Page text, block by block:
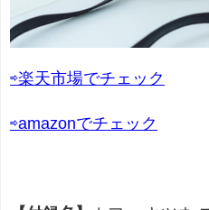
⇨楽天市場でチェック
⇨amazonでチェック